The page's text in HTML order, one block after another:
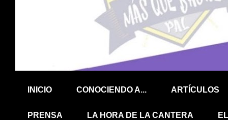
INICIO CONOCIENDO A... ARTÍCULOS
PRENSA LA HORA DE LA CANTERA